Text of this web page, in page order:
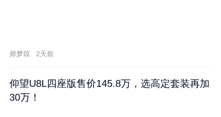
师梦琼 2天前
仰望U8L四座版售价145.8万，选高定套装再加
30万！